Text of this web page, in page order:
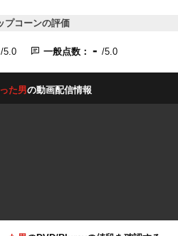
プコーンの評価
/5.0 一般点数： - /5.0
た男の動画配信情報